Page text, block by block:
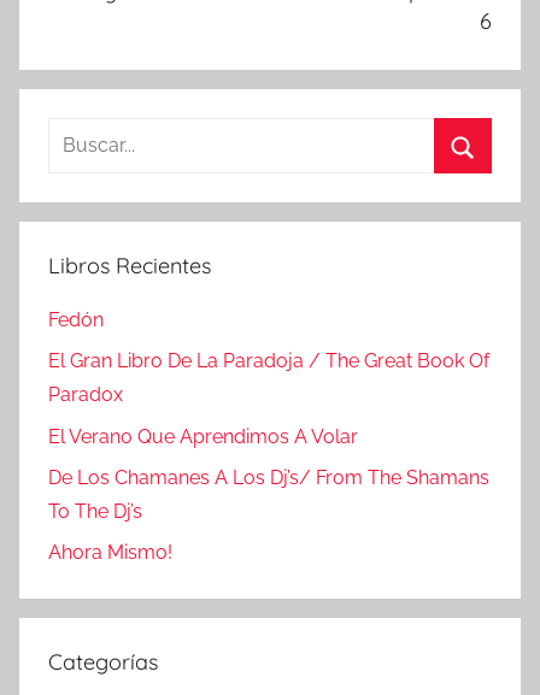
6
Buscar:
Libros Recientes
Fedón
El Gran Libro De La Paradoja / The Great Book Of
Paradox
El Verano Que Aprendimos A Volar
De Los Chamanes A Los Dj’s/ From The Shamans
To The Dj’s
Ahora Mismo!
Categorías